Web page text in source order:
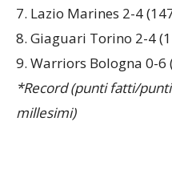
7. Lazio Marines 2-4
8. Giaguari Torino 2-4
9. Warriors Bologna 0-6
*Record (punti fatti/
millesimi)